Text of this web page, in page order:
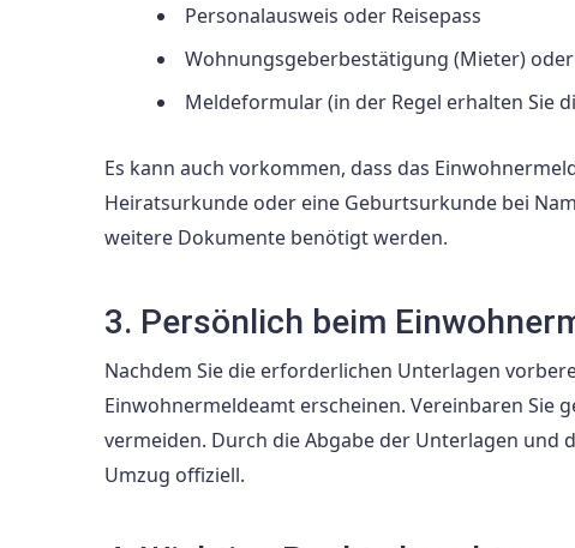
Personalausweis oder Reisepass
Wohnungsgeberbestätigung (Mieter)
Meldeformular (in der Regel erhalten Sie
Es kann auch vorkommen, dass das
Heiratsurkunde oder eine Geburtsurkunde bei
weitere Dokumente benötigt werden.
3. Persönlich beim
Nachdem Sie die erforderlichen Unterlagen
Einwohnermeldeamt erscheinen. Vereinbaren Sie
vermeiden. Durch die Abgabe der Unterlagen und
Umzug offiziell.